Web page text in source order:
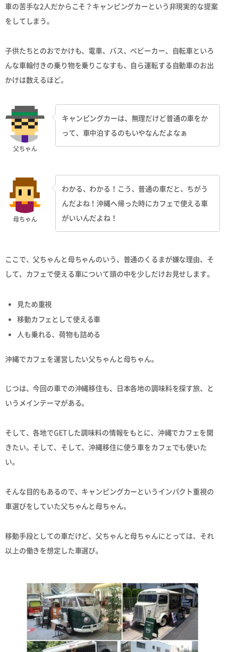
車の苦手な2人だからこそ？キャンピングカーという非現実的な提案
をしてしまう。
子供たちとのおでかけも、電車、バス、ベビーカー、自転車といろ
んな車輪付きの乗り物を乗りこなすも、自ら運転する自動車のお出
かけは数えるほど。
父ちゃん
キャンピングカーは、無理だけど普通の車をか
って、車中泊するのもいやなんだよなぁ
母ちゃん
わかる、わかる！こう、普通の車だと、ちがう
んだよね！沖縄へ帰った時にカフェで使える車
がいいんだよね！
ここで、父ちゃんと母ちゃんのいう、普通のくるまが嫌な理由、そ
して、カフェで使える車について頭の中を少しだけお見せします。
見ため重視
移動カフェとして使える車
人も乗れる、荷物も詰める
沖縄でカフェを運営したい父ちゃんと母ちゃん。
じつは、今回の車での沖縄移住も、日本各地の調味料を探す旅、と
いうメインテーマがある。
そして、各地でGETした調味料の情報をもとに、沖縄でカフェを開
きたい。そして、そして、沖縄移住に使う車をカフェでも使いた
い。
そんな目的もあるので、キャンピングカーというインパクト重視の
車選びをしていた父ちゃんと母ちゃん。
移動手段としての車だけど、父ちゃんと母ちゃんにとっては、それ
以上の働きを想定した車選び。